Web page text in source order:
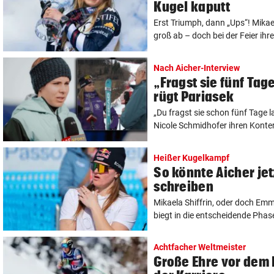
Kugel kaputt
Erst Triumph, dann „Ups“!
groß ab – doch bei der Feier
Nach Aicher-Interview
„Fragst sie fünf
rügt Pariasek
„Du fragst sie schon fünf Tage
Nicole Schmidhofer ihren
Heißer Kugelkampf
So könnte Aicher
schreiben
Mikaela Shiffrin, oder doch
biegt in die entscheidende
Achtfacher Weltmeister
Große Ehre vor